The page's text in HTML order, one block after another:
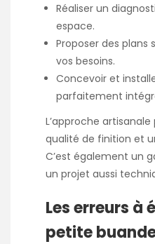
Réaliser un
espace.
Proposer des plans
vos besoins.
Concevoir et
parfaitement
L’approche
qualité de finition et
C’est également un
un projet aussi
Les erreurs à
petite